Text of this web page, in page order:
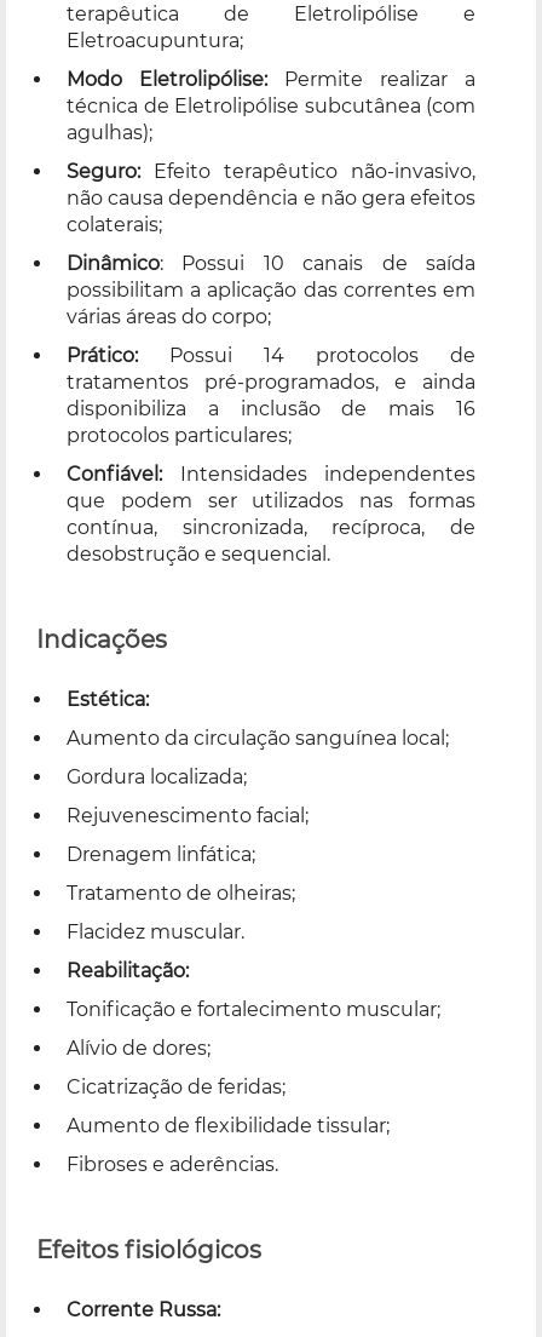
terapêutica de Eletrolipólise e
Eletroacupuntura;
Modo Eletrolipólise:Permite realizar a
técnica de Eletrolipólise subcutânea (com
agulhas);
Seguro:Efeito terapêutico não-invasivo,
não causa dependência e não gera efeitos
colaterais;
Dinâmico: Possui 10 canais de saída
possibilitam a aplicação das correntes em
várias áreas do corpo;
Prático:Possui 14 protocolos de
tratamentos pré-programados, e ainda
disponibiliza a inclusão de mais 16
protocolos particulares;
Confiável:Intensidades independentes
que podem ser utilizados nas formas
contínua, sincronizada, recíproca, de
desobstrução e sequencial.
Indicações
Estética:
Aumento da circulação sanguínea local;
Gordura localizada;
Rejuvenescimento facial;
Drenagem linfática;
Tratamento de olheiras;
Flacidez muscular.
Reabilitação:
Tonificação e fortalecimento muscular;
Alívio de dores;
Cicatrização de feridas;
Aumento de flexibilidade tissular;
Fibroses e aderências.
Efeitos fisiológicos
Corrente Russa: